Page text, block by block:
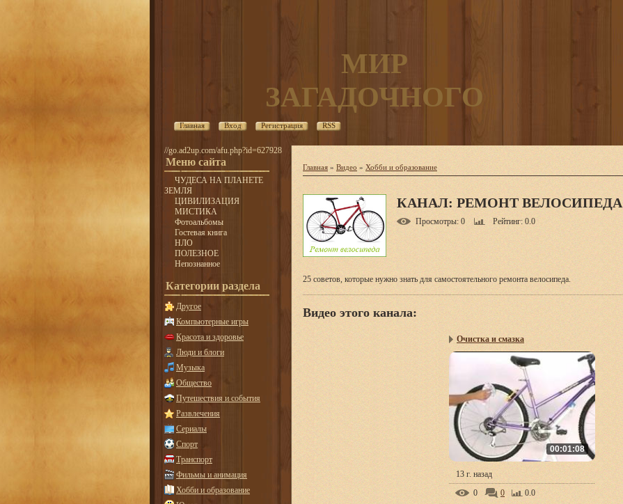
МИР
ЗАГАДОЧНОГО
Главная Вход Регистрация RSS
//go.ad2up.com/afu.php?id=627928
Меню сайта
ЧУДЕСА НА ПЛАНЕТЕ
ЗЕМЛЯ
ЦИВИЛИЗАЦИЯ
МИСТИКА
Фотоальбомы
Гостевая книга
НЛО
ПОЛЕЗНОЕ
Непознанное
Категории раздела
Другое
Компьютерные игры
Красота и здоровье
Люди и блоги
Музыка
Общество
Путешествия и события
Развлечения
Сериалы
Спорт
Транспорт
Фильмы и анимация
Хобби и образование
Главная » Видео » Хобби и образование
КАНАЛ: РЕМОНТ ВЕЛОСИПЕДА
Просмотры: 0 Рейтинг: 0.0
25 советов, которые нужно знать для самостоятельного ремонта велосипеда.
Видео этого канала:
Очистка и смазка
00:01:08
13 г. назад
0
0 0.0